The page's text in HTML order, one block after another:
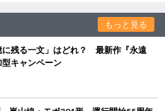
もっと見る
に残る一文」はどれ？ 最新作『永遠
キャンペーン